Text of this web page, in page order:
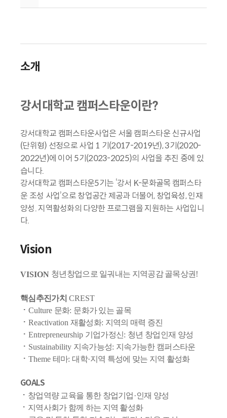
소개
강서대학교 캠퍼스타운이란?
강서대학교 캠퍼스타운사업은 서울 캠퍼스타운 신규사업
(단위형) 선정으로 사업 1 기(2017-2019년), 3기(2020-
2022년)에 이어 5기(2023-2025)의 사업을 추진 중에 있
습니다.
강서대학교 캠퍼스타운5기는 ‘강서 K-문화골목 캠퍼스타
운 조성 사업’으로 창업공간 제공과 더불어, 창업육성, 인재
양성. 지역활성화의 다양한 프로그램을 지원하는 사업입니
다.
Vision
VISION 청년창업으로 일궈내는 지역공감 골목상권!
핵심추진가치 CREST
· Culture 문화: 문화가 있는 골목
· Reactivation 재활성화: 지역의 매력 증진
· Entrepreneurship 기업가정신 : 청년 창업인재 양성
· Sustainability 지속가능성: 지속가능한 캠퍼스타운
· Theme 테마:대학·지역 특성에 맞는 지역 활성화
GOALS
· 창업역량 교육을 통한 창업기업 ·인재 양성
· 지역사회가 함께 하는 지역 활성화